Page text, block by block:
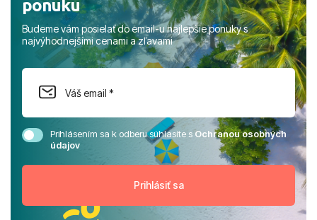
ponuku
Budeme vám posielať do email-u najlepšie ponuky s
najvýhodnejšími cenami a zľavami
Prihlásením sa k odberu súhlasíte sOchranou osobných
údajov